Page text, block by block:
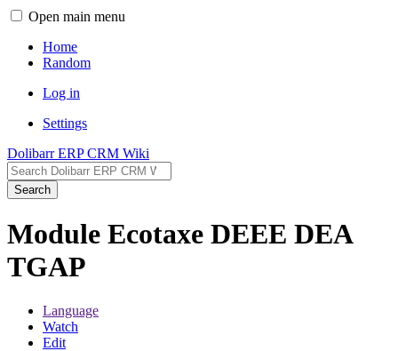
Open main menu
Home
Random
Log in
Settings
Dolibarr ERP CRM Wiki
Search
Module Ecotaxe DEEE DEA
TGAP
Language
Watch
Edit